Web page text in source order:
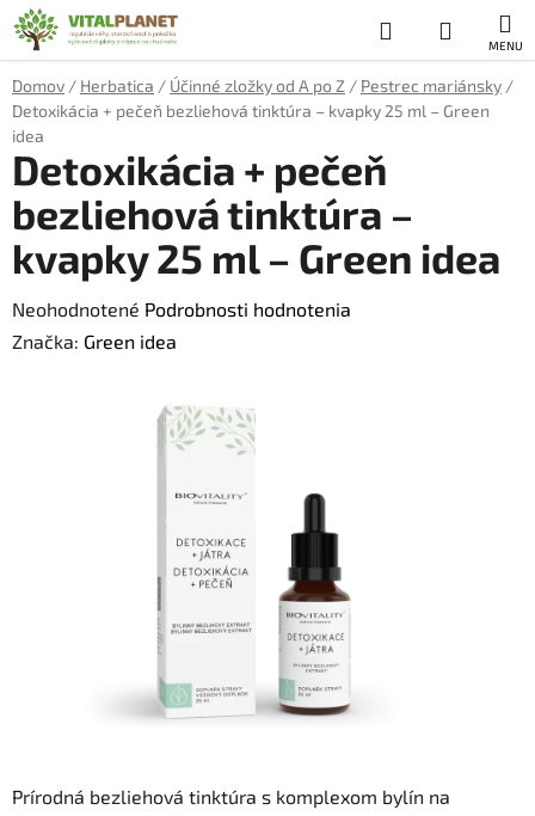
Prejsť
na
obsah
Hľadať
KOŠÍK
Domov / Herbatica / Účinné zložky od A po Z / Pestrec mariánsky /
Detoxikácia + pečeň bezliehová tinktúra – kvapky 25 ml – Green
idea
Prírodná bezliehová tinktúra s komplexom bylín na
Detoxikácia + pečeň
bezliehová tinktúra –
kvapky 25 ml – Green idea
Priemerné
hodnotenie
Neohodnotené Podrobnosti hodnotenia
Značka: Green idea